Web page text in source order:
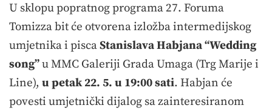
U sklopu popratnog programa 27. Foruma
Tomizza bit će otvorena izložba intermedijskog
umjetnika i piscaStanislava Habjana“Wedding
song”u MMC Galeriji Grada Umaga (Trg Marije i
Line), u petak 22. 5. u 19:00 sati. Habjan će
povesti umjetnički dijalog sa zainteresiranom